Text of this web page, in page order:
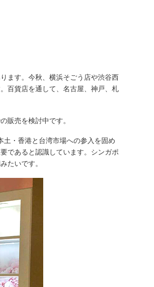
ます。今秋、横浜そごう店や渋谷西
百貨店を通して、名古屋、神戸、札
販売を検討中です。
・香港と台湾市場への参入を固め
であると認識しています。シンガポ
たいです。